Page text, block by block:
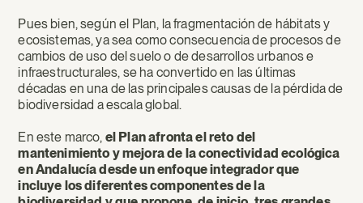
Pues bien, según el Plan, la fragmentación de hábitats y
ecosistemas, ya sea como consecuencia de procesos de
cambios de uso del suelo o de desarrollos urbanos e
infraestructurales, se ha convertido en las últimas
décadas en una de las principales causas de la pérdida de
biodiversidad a escala global.
En este marco, el Plan afronta el reto del
mantenimiento y mejora de la conectividad ecológica
en Andalucía desde un enfoque integrador que
incluye los diferentes componentes de la